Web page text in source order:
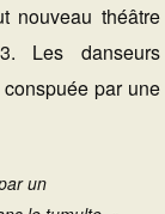
nouveau théâtre
Les danseurs
par une
un